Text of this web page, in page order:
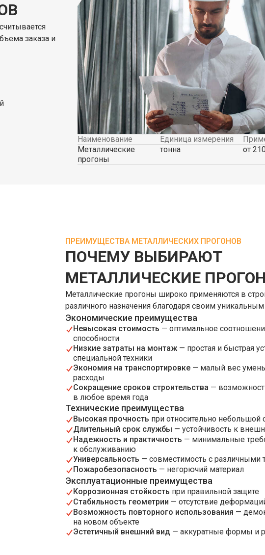
заказа и
Наименование
Единица измерения
Металлические
прогоны
тонна от
ПРЕИМУЩЕСТВА МЕТАЛЛИЧЕСКИХ ПРОГОНОВ
ПОЧЕМУ ВЫБИРАЮТ
МЕТАЛЛИЧЕСКИЕ
Металлические прогоны широко применяются в
различного назначения благодаря своим уникальным
Экономические преимущества
Невысокая стоимость — оптимальное
способности
Низкие затраты на монтаж — простая и быстрая
специальной техники
Экономия на транспортировке — малый вес
расходы
Сокращение сроков строительства —
в любое время года
Технические преимущества
Высокая прочность при относительно небольшой
Длительный срок службы — устойчивость к
Надежность и практичность — минимальные
к обслуживанию
Универсальность — совместимость с различными
Пожаробезопасность — негорючий материал
Эксплуатационные преимущества
Коррозионная стойкость при правильной защите
Стабильность геометрии — отсутствие
Возможность повторного использования —
на новом объекте
Эстетичный внешний вид — аккуратные формы и